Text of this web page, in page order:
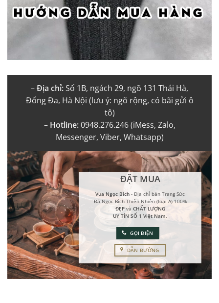
–Địa chỉ:Số 1B, ngách 29, ngõ 131 Thái Hà,
Đống Đa, Hà Nội (lưu ý: ngõ rộng, có bãi gửi ô
tô)
– Hotline:0948.276.246 (iMess, Zalo,
Messenger, Viber, Whatsapp)
ĐẶT MUA
Vua Ngọc Bích - Địa chỉ bán Trang Sức
Đá Ngọc Bích Thiên Nhiên (loại A) 100%
ĐẸPvà CHẤT LƯỢNG
UY TÍN SỐ 1 Việt Nam.
GỌI ĐIỆN
DẪN ĐƯỜNG